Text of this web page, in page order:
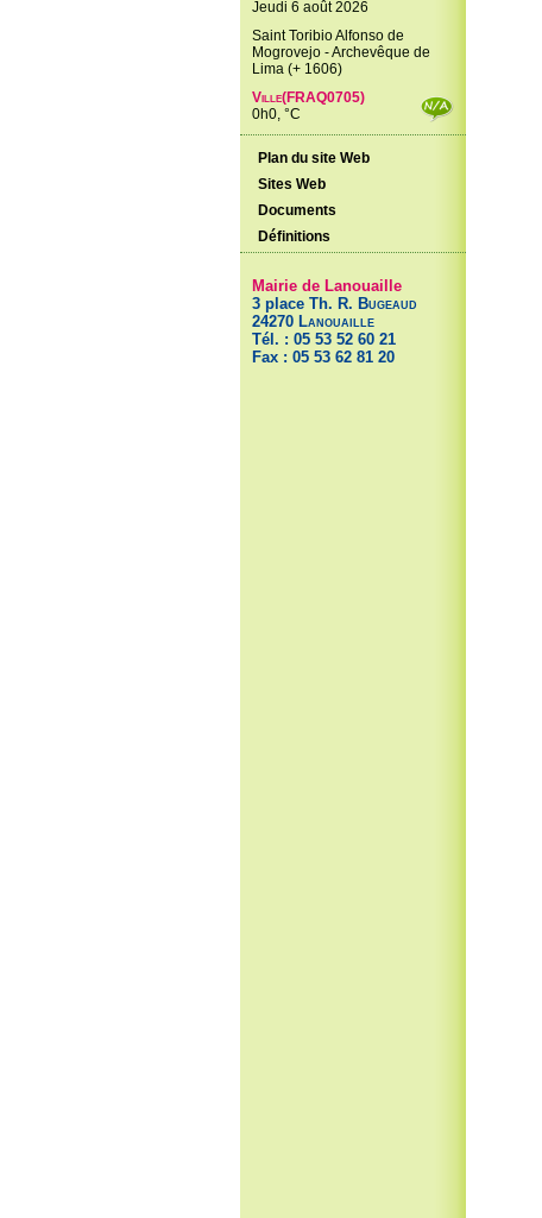
Jeudi 6 août 2026
Saint Toribio Alfonso de
Mogrovejo - Archevêque de
Lima (+ 1606)
Ville(FRAQ0705)
0h0, °C
Plan du site Web
Sites Web
Documents
Définitions
Mairie de Lanouaille
3 place Th. R. Bugeaud
24270 Lanouaille
Tél. : 05 53 52 60 21
Fax : 05 53 62 81 20